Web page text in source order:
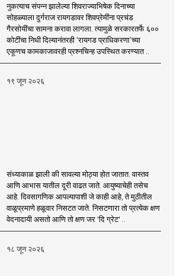
नुकत्याच संपन्न झालेल्या शिवराज्याभिषेक दिनाच्या
सोहळ्याला दुर्गराज रायगडावर शिवप्रेमींना प्रचंड
गैरसोयींचा सामना करावा लागला. त्यामुळे सरकारतर्फे ६००
कोटींचा निधी दिल्यानंतरही ‘रायगड प्राधिकरणा’च्या
एकूणच कामकाजावरही प्रश्नचिन्ह उपस्थित करण्यात ..
१९ जून २०२६
संध्याकाळ झाली की सावल्या मोठ्या होत जातात. वास्तव
आणि आभास यातील दूरी वाढत जाते. आयुष्याचेही तसेच
आहे. दिवसागणिक आपल्यापाशी जे काही आहे, ते मुठीतील
वाळूप्रमाणे हळूवार निसटत जाते. निसटणारा तो प्रत्येक क्षण
वेदनादायी असतो आणि तो क्षण जर 'दि ग्रेट' ..
१८ जून २०२६